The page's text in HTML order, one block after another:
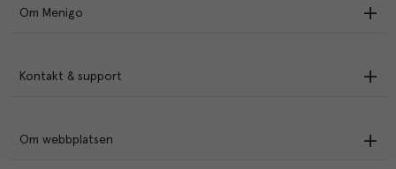
Om Menigo
Kontakt & support
Om webbplatsen